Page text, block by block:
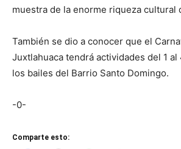
muestra de la enorme riqueza cultural
También se dio a conocer que el
Juxtlahuaca tendrá actividades del 1 al
los bailes del Barrio Santo Domingo.
-0-
Comparte esto: